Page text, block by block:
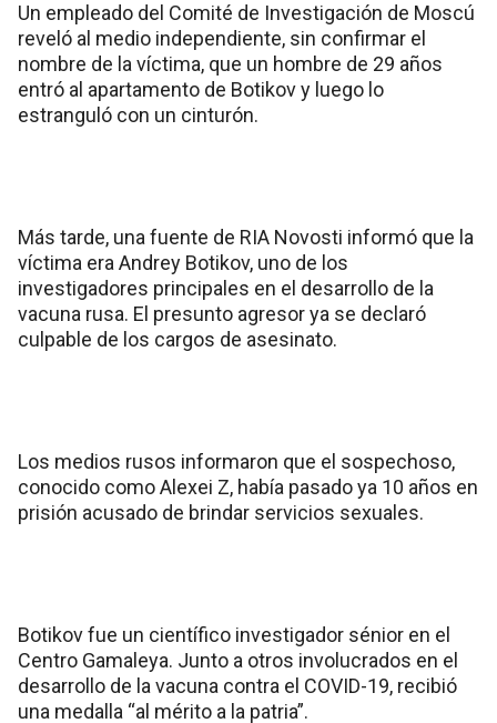
Un empleado del Comité de Investigación de Moscú
reveló al medio independiente, sin confirmar el
nombre de la víctima, que un hombre de 29 años
entró al apartamento de Botikov y luego lo
estranguló con un cinturón.
Más tarde, una fuente de RIA Novosti informó que la
víctima era Andrey Botikov, uno de los
investigadores principales en el desarrollo de la
vacuna rusa. El presunto agresor ya se declaró
culpable de los cargos de asesinato.
Los medios rusos informaron que el sospechoso,
conocido como Alexei Z, había pasado ya 10 años en
prisión acusado de brindar servicios sexuales.
Botikov fue un científico investigador sénior en el
Centro Gamaleya. Junto a otros involucrados en el
desarrollo de la vacuna contra el COVID-19, recibió
una medalla “al mérito a la patria”.